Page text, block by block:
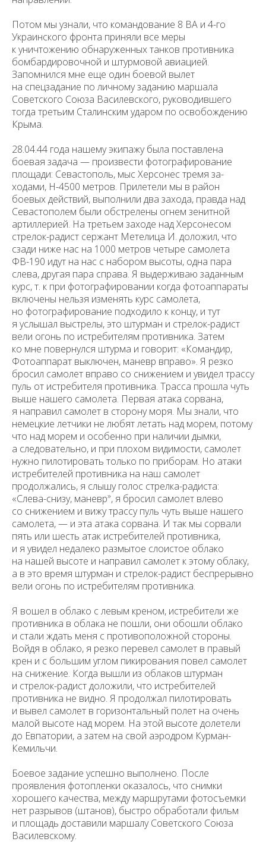
Потом мы узнали, что командование 8 ВА и 4-го
Украинского фронта приняли все меры
к уничтожению обнаруженных танков противника
бомбар­дировочной и штурмовой авиацией.
Запомнился мне еще один боевой вылет
на спецзадание по личному за­данию маршала
Советского Союза Василевского, руководившего
тогда третьим Сталинским ударом по освобождению
Крыма.
28.04.44 года нашему экипажу была поставлена
боевая задача — произвести фотографирование
площади: Севастополь, мыс Херсонес тремя за­
ходами, Н-4500 метров. Прилетели мы в район
боевых действий, выполни­ли два захода, правда над
Севастополем были обстрелены огнем зенитной
артиллерией. На третьем заходе над Херсонесом
стрелок-радист сержант Метелица И. доложил, что
сзади ниже нас на 1000 метров четыре самоле­та
ФВ-190 идут на нас с набором высоты, одна пара
слева, другая пара справа. Я выдерживаю заданным
курс, т. к при фотографировании когда фотоаппараты
включены нельзя изменять курс самолета,
но фотогра­фирование подходило к концу, и тут
я услышал выстрелы, это штурман и стрелок-радист
вели огонь по истребителям противника. Затем
ко мне повернулся штурма и говорит: «Командир,
Фотоаппарат выключен, маневр вправо». Я резко
бросил самолет вправо со снижением и увидел трассу
пуль от истребителя противника. Трасса прошла чуть
выше нашего само­лета. Первая атака сорвана,
я направил самолет в сторону моря. Мы знали, что
немецкие летчики не любят летать над морем, потому
что над морем и особенно при наличии дымки,
а следовательно, и при пло­хом видимости, самолет
нужно пилотировать только по приборам. Но ата­ки
истребителей противника на наш самолет
продолжались, я слышу голос стрелка-радиста:
«Слева-снизу, маневр», я бросил самолет влево
со сни­жением и вижу трассу пуль чуть выше нашего
самолета, — и эта атака сорвана. И так мы сорвали
пять или шесть атак истребителей противника,
и я увидел недалеко размытое слоистое облако
на нашей высоте и направил самолет к этому облаку,
а в это время штурман и стрелок-радист беспрерывно
вели огонь по истребителям противника.
Я вошел в облако с левым креном, истребители же
противника в об­лака не пошли, они обошли облако
и стали ждать меня с противоположной стороны.
Войдя в облако, я резко перевел самолет в правый
крен и с большим углом пикирования повел самолет
на снижение. Когда вышли из облаков штурман
и стрелок-радист доложили, что истребителей
противника не видно. Я продолжал пилотировать
и вывел самолет в горизонтальный полет на очень
малой высоте над морем. На этой высоте долетели
до Евпатории, а затем на свой аэродром Курман-
Кемильчи.
Боевое задание успешно выполнено. После
проявления фотопленки оказалось, что снимки
хорошего качества, между маршрутами фотосъемки
нет разрывов (штанов), быстро обработали фильм
и площадь доставили мар­шалу Советского Союза
Василевскому.
На данном информационном ресурсе могут быть
опубликованы архивные материалы с упоминанием
физических и юридических лиц, включенных
Министерством юстиции Российской Федерации в реестр
иностранных агентов, а также организаций, признанных
экстремистскими и запрещенных на территории
Политика СПбГУ в отношении обработки
персональных данных
Уважаемые универсанты и гости! Если
вы заметили неточность в опубликованных
сведениях, пожалуйста, сообщите об этом
на электронный адресpro@spbu.ru
Санкт-Петербургский государственный университет©
2026